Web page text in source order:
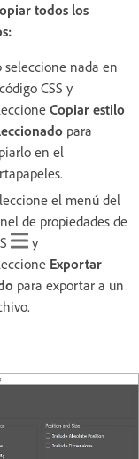
todos los
seleccione nada en
CSS y
Copiar estilo
para
en el
el menú del
de propiedades de
y
Exportar
para exportar a un